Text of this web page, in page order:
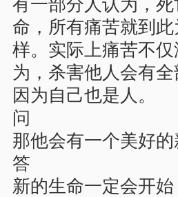
有一部分人认为，
命，所有痛苦就到
样。实际上痛苦不
为，杀害他人会有
因为自己也是人。
问
那他会有一个美好
答
新的生命一定会开